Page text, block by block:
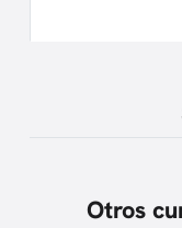
Otros